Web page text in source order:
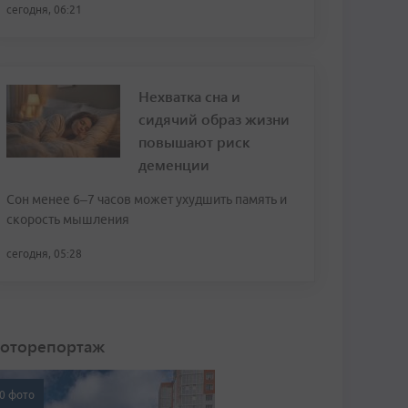
сегодня, 06:21
Нехватка сна и
сидячий образ жизни
повышают риск
деменции
Сон менее 6–7 часов может ухудшить память и
скорость мышления
сегодня, 05:28
фото